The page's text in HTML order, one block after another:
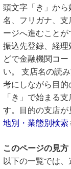
頭文字「き」か
名、フリガナ、
ージへ進むことが
振込先登録、経
どで金融機関コ
い。 支店名の読
考にしながら目的
「き」で始まる
す。目的の支店が
地別・業態別検索
このページの見方
以下の一覧では